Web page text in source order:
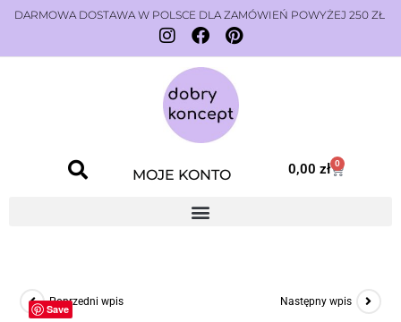
DARMOWA DOSTAWA W POLSCE DLA ZAMÓWIEŃ POWYŻEJ 250 ZŁ
MOJE KONTO 0,00zł 0
Poprzedni wpis Następny wpis
Save